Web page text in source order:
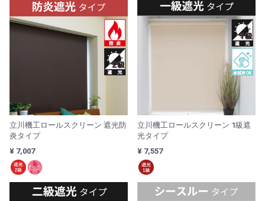
立川機工ロールスクリーン 遮光防
炎タイプ
¥ 7,007
立川機工ロールスクリーン 1級遮
光タイプ
¥ 7,557